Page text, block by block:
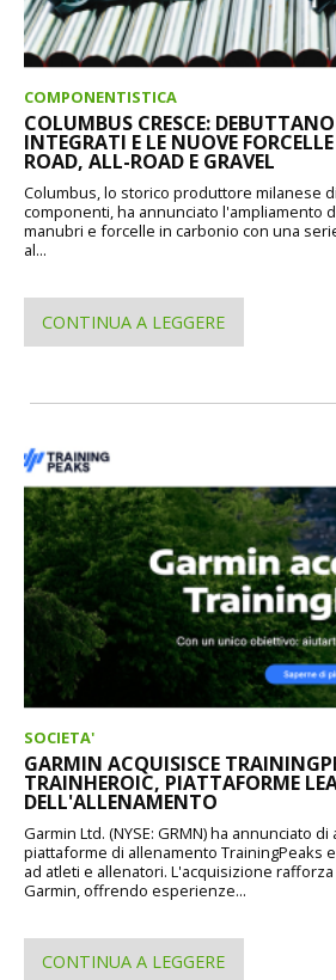
COMPONENTISTICA
COLUMBUS CRESCE:
INTEGRATI E LE NUOVE
ROAD, ALL-ROAD E GRAVEL
Columbus, lo storico produttore milanese
componenti, ha annunciato l'ampliamento
manubri e forcelle in carbonio con una
al...
CONTINUA A LEGGERE
SOCIETA'
GARMIN ACQUISISCE
TRAINHEROIC, PIATTAFORME
DELL'ALLENAMENTO
Garmin Ltd. (NYSE: GRMN) ha annunciato
piattaforme di allenamento TrainingPeaks
ad atleti e allenatori. L'acquisizione
Garmin, offrendo esperienze...
CONTINUA A LEGGERE